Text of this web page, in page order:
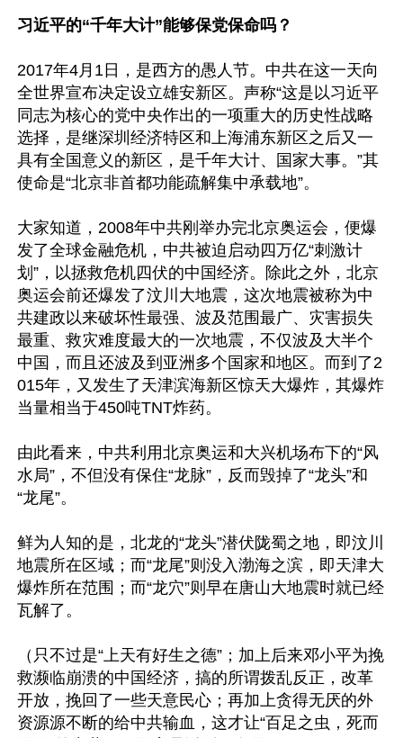
习近平的“千年大计”能够保党保命吗？
2017年4月1日，是西方的愚人节。中共在这一天向
全世界宣布决定设立雄安新区。声称“这是以习近平
同志为核心的党中央作出的一项重大的历史性战略
选择，是继深圳经济特区和上海浦东新区之后又一
具有全国意义的新区，是千年大计、国家大事。”其
使命是“北京非首都功能疏解集中承载地”。
大家知道，2008年中共刚举办完北京奥运会，便爆
发了全球金融危机，中共被迫启动四万亿“刺激计
划”，以拯救危机四伏的中国经济。除此之外，北京
奥运会前还爆发了汶川大地震，这次地震被称为中
共建政以来破坏性最强、波及范围最广、灾害损失
最重、救灾难度最大的一次地震，不仅波及大半个
中国，而且还波及到亚洲多个国家和地区。而到了2
015年，又发生了天津滨海新区惊天大爆炸，其爆炸
当量相当于450吨TNT炸药。
由此看来，中共利用北京奥运和大兴机场布下的“风
水局”，不但没有保住“龙脉”，反而毁掉了“龙头”和
“龙尾”。
鲜为人知的是，北龙的“龙头”潜伏陇蜀之地，即汶川
地震所在区域；而“龙尾”则没入渤海之滨，即天津大
爆炸所在范围；而“龙穴”则早在唐山大地震时就已经
瓦解了。
（只不过是“上天有好生之德”；加上后来邓小平为挽
救濒临崩溃的中国经济，搞的所谓拨乱反正，改革
开放，挽回了一些天意民心；再加上贪得无厌的外
资源源不断的给中共输血，这才让“百足之虫，死而